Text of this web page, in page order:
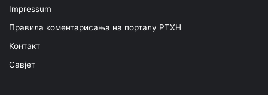
Impressum
Правила коментарисања на порталу РТХН
Контакт
Савјет